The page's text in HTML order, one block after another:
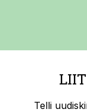
Telli